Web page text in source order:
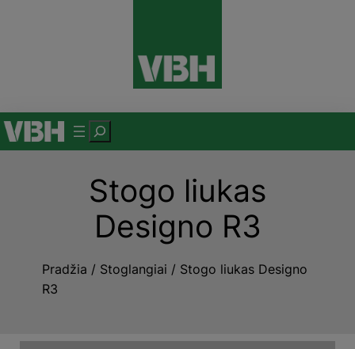
P
a
e
Stogo liukas
Designo R3
Pradžia / Stoglangiai / Stogo liukas Designo
R3